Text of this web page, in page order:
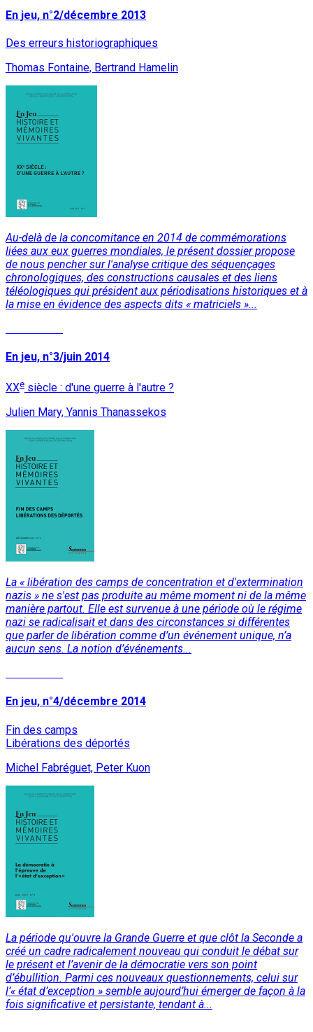
En jeu, n°2/décembre 2013
Des erreurs historiographiques
Thomas Fontaine, Bertrand Hamelin
Au-delà de la concomitance en 2014 de commémorations
liées aux eux guerres mondiales, le présent dossier propose
de nous pencher sur l'analyse critique des séquençages
chronologiques, des constructions causales et des liens
téléologiques qui président aux périodisations historiques et à
la mise en évidence des aspects dits « matriciels »...
En jeu, n°3/juin 2014
XXe siècle : d'une guerre à l'autre ?
Julien Mary, Yannis Thanassekos
La « libération des camps de concentration et d'extermination
nazis » ne s'est pas produite au même moment ni de la même
manière partout. Elle est survenue à une période où le régime
nazi se radicalisait et dans des circonstances si différentes
que parler de libération comme d’un événement unique, n’a
aucun sens. La notion d’événements...
En jeu, n°4/décembre 2014
Fin des camps
Libérations des déportés
Michel Fabréguet, Peter Kuon
La période qu'ouvre la Grande Guerre et que clôt la Seconde a
créé un cadre radicalement nouveau qui conduit le débat sur
le présent et l’avenir de la démocratie vers son point
d’ébullition. Parmi ces nouveaux questionnements, celui sur
l’« état d’exception » semble aujourd’hui émerger de façon à la
fois significative et persistante, tendant à...